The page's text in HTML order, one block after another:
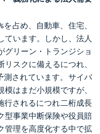
占め、自動車、住宅、
ています。しかし、法人
グリーン・トランジショ
スクに備えるにつれ、
測されています。サイバ
はまだ小規模ですが、
行されるにつれ二桁成長
型事業中断保険や役員賠
管理を高度化する中で拡